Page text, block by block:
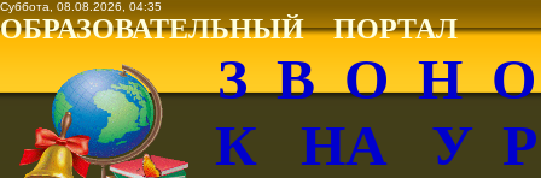
Суббота, 08.08.2026, 04:35
ОБРАЗОВАТЕЛЬНЫЙ ПОРТАЛ
З В О Н
К НА У